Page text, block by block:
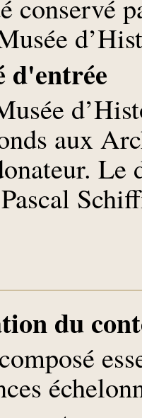
conservé
d'entrée
aux
Le
du